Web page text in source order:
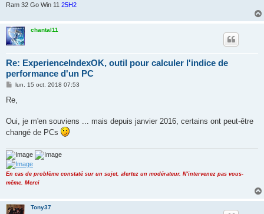
Ram 32 Go Win 11 25H2
chantal11
Re: ExperienceIndexOK, outil pour calculer l'indice de
performance d'un PC
M
s
g
lun. 15 oct. 2018 07:53
Re,
Oui, je m'en souviens ... mais depuis janvier 2016, certains ont peut-être
changé de PCs
En cas de problème constaté sur un sujet, alertez un modérateur. N'intervenez pas vous-
même. Merci
Tony37